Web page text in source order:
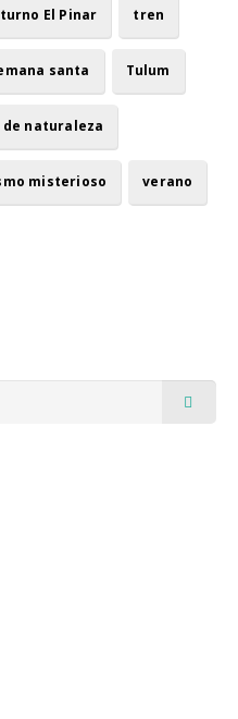
El Pinar tren
santa Tulum
naturaleza
misterioso verano